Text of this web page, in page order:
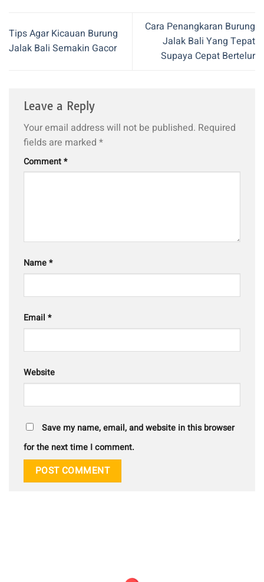
Tips Agar Kicauan Burung
Jalak Bali Semakin Gacor
Cara Penangkaran Burung
Jalak Bali Yang Tepat
Supaya Cepat Bertelur
Leave a Reply
Your email address will not be published. Required
fields are marked *
Comment*
Name*
Email *
Website
Save my name, email, and website in this browser
for the next time I comment.